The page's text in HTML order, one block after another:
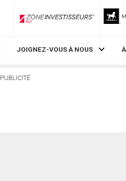
ZoneInvestisseurs RLP
JOIGNEZ-VOUS À NOUS
PUBLICITÉ